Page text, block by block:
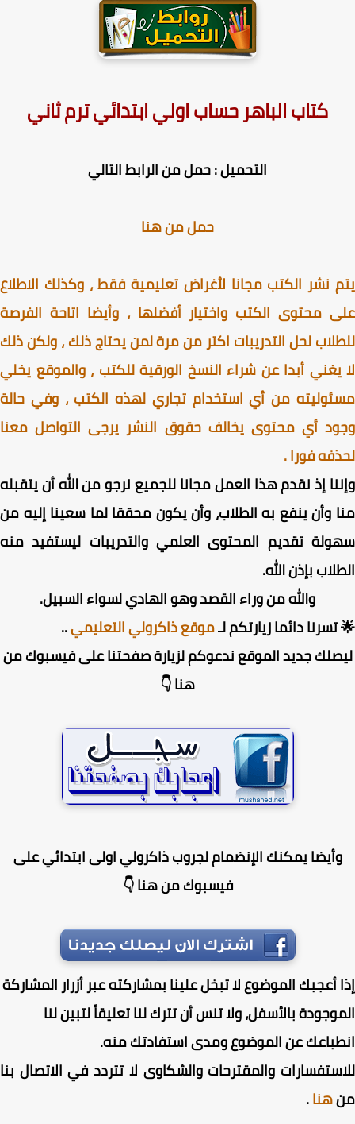
كتاب الباهر حساب اولي ابتدائي ترم ثاني
التحميل : حمل من الرابط التالي
حمل من هنا
نشر الكتب مجانا لأغراض تعليمية فقط ، وكذلك الاطلاع
محتوى الكتب واختيار أفضلها ، وأيضا اتاحة الفرصة
لحل التدريبات اكتر من مرة لمن يحتاج ذلك ، ولكن ذلك
أبدا عن شراء النسخ الورقية للكتب ، والموقع يخلي
من أي استخدام تجاري لهذه الكتب ، وفي حالة
أي محتوى يخالف حقوق النشر يرجى التواصل معنا
فورا .
إذ نقدم هذا العمل مجانا للجميع نرجو من الله أن يتقبله
وأن ينفع به الطلاب، وأن يكون محققا لما سعينا إليه من
تقديم المحتوى العلمي والتدريبات ليستفيد منه
بإذن الله.
والله من وراء القصد وهو الهادي لسواء السبيل.
دائما زيارتكم لـموقع ذاكرولي التعليمي..
جديد الموقع ندعوكم لزيارة صفحتنا على فيسبوك من
هنا 👇
يمكنك الإنضمام لجروب ذاكرولي اولى ابتدائي على
فيسبوك من هنا 👇
أعجبك الموضوع لا تبخل علينا بمشاركته عبر أزرار المشاركة
بالأسفل، ولا تنس أن تترك لنا تعليقاً لتبين لنا
عن الموضوع ومدى استفادتك منه.
والمقترحات والشكاوى لا تتردد في الاتصال بنا
هنا.